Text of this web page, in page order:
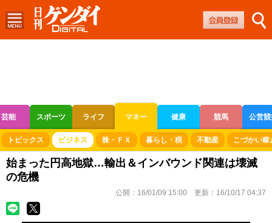
芸能 スポーツ ライフ マネー 健康 競馬 公営
ボートレース 競輪 オートレース
トピックス ビジネス 株・ＦＸ 暮らし・税 不動産 こづかい稼
始まった円高地獄…輸出＆インバウンド関連は壊滅
の危機
公開： 16/01/09 15:00 更新： 16/10/17 04:37